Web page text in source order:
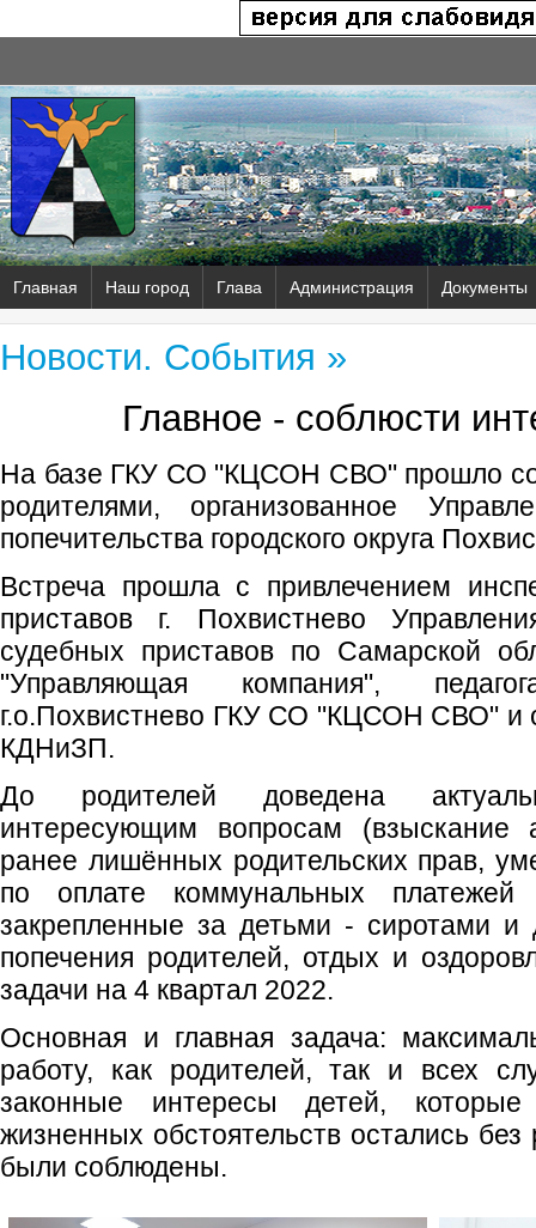
Главная Наш город Глава Администрация Документы
Новости. События »
Главное - соблюсти
На базе ГКУ СО "КЦСОН СВО" прошло
родителями, организованное
попечительства городского округа
Встреча прошла с привлечением
приставов г. Похвистнево
судебных приставов по Самарской
"Управляющая компания",
г.о.Похвистнево ГКУ СО "КЦСОН СВО" и
КДНиЗП.
До родителей доведена
интересующим вопросам (взыскание
ранее лишённых родительских прав,
по оплате коммунальных
закрепленные за детьми - сиротами и
попечения родителей, отдых и
задачи на 4 квартал 2022.
Основная и главная задача:
работу, как родителей, так и всех
законные интересы детей,
жизненных обстоятельств остались без
были соблюдены.